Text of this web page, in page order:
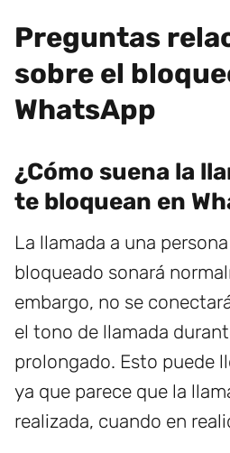
Preguntas
sobre el
WhatsApp
¿Cómo suena la
te bloquean en
La llamada a una
bloqueado sonará
embargo, no se
el tono de llamada
prolongado. Esto puede
ya que parece que la
realizada, cuando en